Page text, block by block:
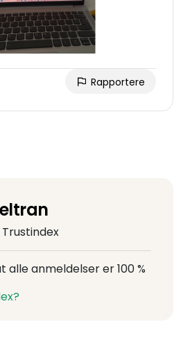
Rapportere
alle anmeldelser er 100 %